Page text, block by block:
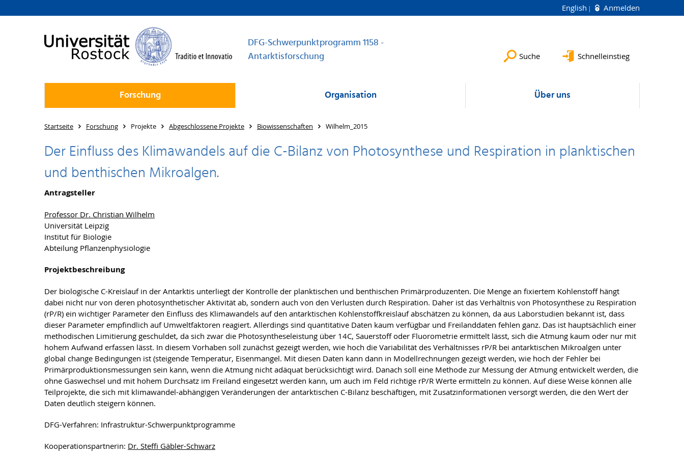
English Anmelden
DFG-Schwerpunktprogramm 1158 -
Antarktisforschung
Suche Schnelleinstieg
Forschung Organisation Über uns
Startseite Forschung Projekte Abgeschlossene Projekte Biowissenschaften Wilhelm_2015
Der Einfluss des Klimawandels auf die C-Bilanz von Photosynthese und Respiration in planktischen
und benthischen Mikroalgen.
Antragsteller
Professor Dr. Christian Wilhelm
Universität Leipzig
Institut für Biologie
Abteilung Pflanzenphysiologie
Projektbeschreibung
Der biologische C-Kreislauf in der Antarktis unterliegt der Kontrolle der planktischen und benthischen Primärproduzenten. Die Menge an fixiertem Kohlenstoff hängt
dabei nicht nur von deren photosynthetischer Aktivität ab, sondern auch von den Verlusten durch Respiration. Daher ist das Verhältnis von Photosynthese zu Respiration
(rP/R) ein wichtiger Parameter den Einfluss des Klimawandels auf den antarktischen Kohlenstoffkreislauf abschätzen zu können, da aus Laborstudien bekannt ist, dass
dieser Parameter empfindlich auf Umweltfaktoren reagiert. Allerdings sind quantitative Daten kaum verfügbar und Freilanddaten fehlen ganz. Das ist hauptsächlich einer
methodischen Limitierung geschuldet, da sich zwar die Photosyntheseleistung über 14C, Sauerstoff oder Fluorometrie ermittelt lässt, sich die Atmung kaum oder nur mit
hohem Aufwand erfassen lässt. In diesem Vorhaben soll zunächst gezeigt werden, wie hoch die Variabilität des Verhältnisses rP/R bei antarktischen Mikroalgen unter
global change Bedingungen ist (steigende Temperatur, Eisenmangel. Mit diesen Daten kann dann in Modellrechnungen gezeigt werden, wie hoch der Fehler bei
Primärproduktionsmessungen sein kann, wenn die Atmung nicht adäquat berücksichtigt wird. Danach soll eine Methode zur Messung der Atmung entwickelt werden, die
ohne Gaswechsel und mit hohem Durchsatz im Freiland eingesetzt werden kann, um auch im Feld richtige rP/R Werte ermitteln zu können. Auf diese Weise können alle
Teilprojekte, die sich mit klimawandel-abhängigen Veränderungen der antarktischen C-Bilanz beschäftigen, mit Zusatzinformationen versorgt werden, die den Wert der
Daten deutlich steigern können.
DFG-Verfahren: Infrastruktur-Schwerpunktprogramme
Kooperationspartnerin: Dr. Steffi Gäbler-Schwarz